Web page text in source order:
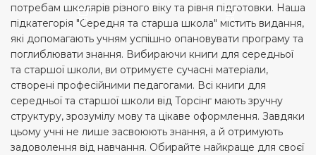
потребам школярів різного віку та рівня підготовки. Наша
підкатегорія "Середня та старша школа" містить видання,
які допомагають учням успішно опановувати програму та
поглиблювати знання. Вибираючи книги для середньої
та старшої школи, ви отримуєте сучасні матеріали,
створені професійними педагогами. Всі книги для
середньої та старшої школи від Торсінг мають зручну
структуру, зрозумілу мову та цікаве оформлення. Завдяки
цьому учні не лише засвоюють знання, а й отримують
задоволення від навчання. Обирайте найкраще для своєї